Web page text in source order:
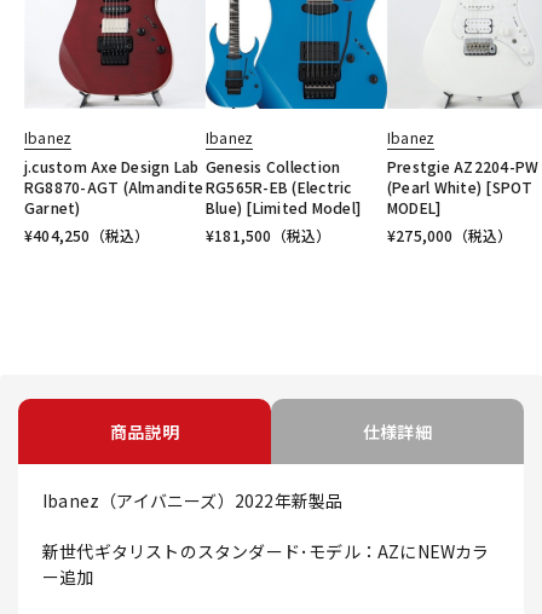
Ibanez
j.custom Axe Design Lab
RG8870-AGT (Almandite
Garnet)
¥404,250 （税込）
Ibanez
Genesis Collection
RG565R-EB (Electric
Blue) [Limited Model]
¥181,500 （税込）
Ibanez
Prestgie AZ2204-PW
(Pearl White) [SPOT
MODEL]
¥275,000 （税込）
商品説明 仕様詳細
Ibanez（アイバニーズ）2022年新製品
新世代ギタリストのスタンダード･モデル：AZにNEWカラ
ー追加